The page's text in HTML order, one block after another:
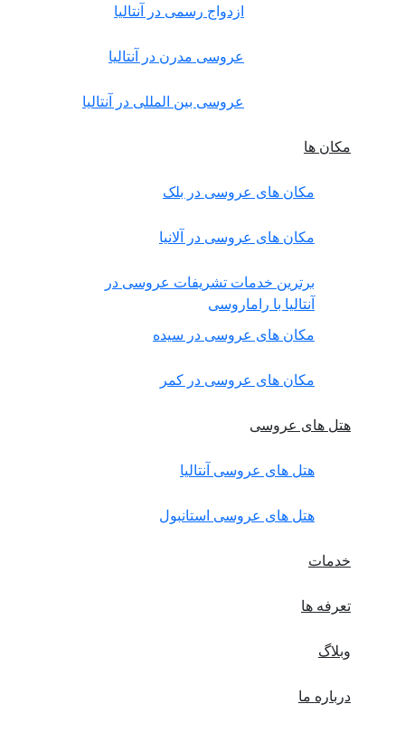
ازدواج رسمی در آنتالیا
عروسی مدرن در آنتالیا
عروسی بین المللی در آنتالیا
مکان ها
مکان های عروسی در بلک
مکان های عروسی در آلانیا
برترین خدمات تشریفات عروسی در
آنتالیا با راماروسی
مکان های عروسی در سیده
مکان های عروسی در کمر
هتل های عروسی
هتل های عروسی آنتالیا
هتل های عروسی استانبول
خدمات
تعرفه ها
وبلاگ
درباره ما